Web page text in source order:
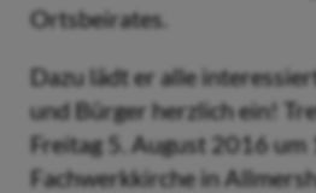
Ortsbeirates.
Dazu lädt er alle
und Bürger herzlich ein!
Freitag 5. August 2016 um
Fachwerkkirche in